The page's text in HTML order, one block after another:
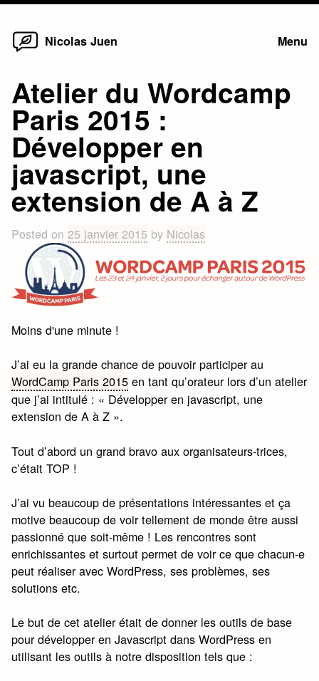
Skip
Nicolas Juen Menu
Atelier du Wordcamp
Paris 2015 :
Développer en
javascript, une
extension de A à Z
Posted on 25 janvier 2015 by Nicolas
Moins d'une minute !
J’ai eu la grande chance de pouvoir participer au
WordCamp Paris 2015 en tant qu’orateur lors d’un atelier
que j’ai intitulé : « Développer en javascript, une
extension de A à Z ».
Tout d’abord un grand bravo aux organisateurs-trices,
c’était TOP !
J’ai vu beaucoup de présentations intéressantes et ça
motive beaucoup de voir tellement de monde être aussi
passionné que soit-même ! Les rencontres sont
enrichissantes et surtout permet de voir ce que chacun-e
peut réaliser avec WordPress, ses problèmes, ses
solutions etc.
Le but de cet atelier était de donner les outils de base
pour développer en Javascript dans WordPress en
utilisant les outils à notre disposition tels que :